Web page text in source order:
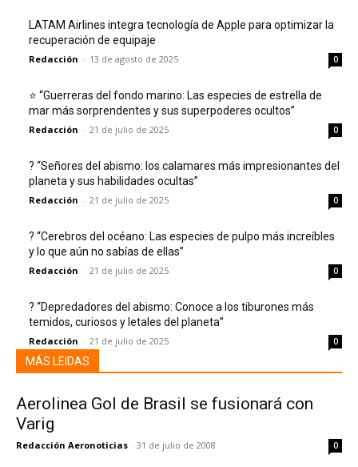
LATAM Airlines integra tecnología de Apple para optimizar la
recuperación de equipaje
Redacción - 13 de agosto de 2025 0
⭐ “Guerreras del fondo marino: Las especies de estrella de
mar más sorprendentes y sus superpoderes ocultos”
Redacción - 21 de julio de 2025 0
? “Señores del abismo: los calamares más impresionantes del
planeta y sus habilidades ocultas”
Redacción - 21 de julio de 2025 0
? “Cerebros del océano: Las especies de pulpo más increíbles
y lo que aún no sabías de ellas”
Redacción - 21 de julio de 2025 0
? “Depredadores del abismo: Conoce a los tiburones más
temidos, curiosos y letales del planeta”
Redacción - 21 de julio de 2025 0
MÁS LEIDAS
Aerolinea Gol de Brasil se fusionará con
Varig
Redacción Aeronoticias - 31 de julio de 2008 0